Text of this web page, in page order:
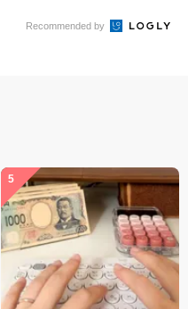
Recommended by
5